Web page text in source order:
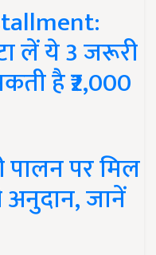
लें ये 3 जरूरी
है ₹2,000
पर मिल
अनुदान, जानें